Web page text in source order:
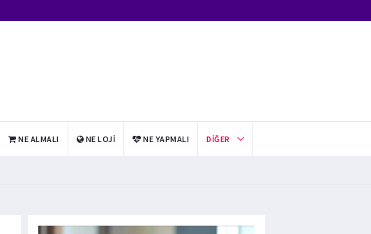
NE ALMALI NE LOJI NE YAPMALI DIĞER